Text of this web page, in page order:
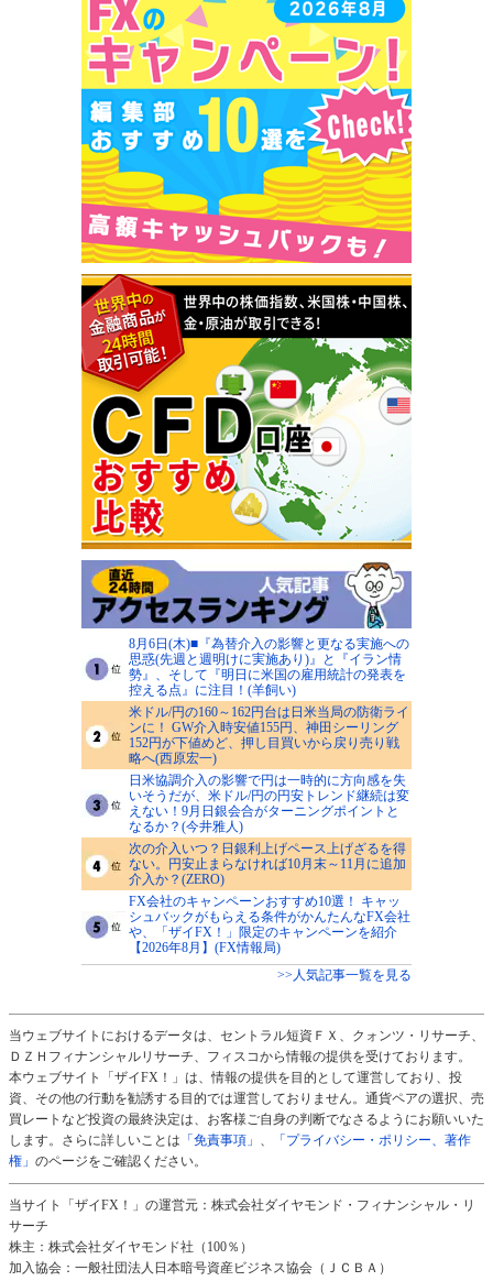
8月6日(木)■『為替介入の影響と更なる実施への
思惑(先週と週明けに実施あり)』と『イラン情
勢』、そして『明日に米国の雇用統計の発表を
控える点』に注目！(羊飼い)
米ドル/円の160～162円台は日米当局の防衛ライ
ンに！ GW介入時安値155円、神田シーリング
152円が下値めど、押し目買いから戻り売り戦
略へ(西原宏一)
日米協調介入の影響で円は一時的に方向感を失
いそうだが、米ドル/円の円安トレンド継続は変
えない！9月日銀会合がターニングポイントと
なるか？(今井雅人)
次の介入いつ？日銀利上げペース上げざるを得
ない。円安止まらなければ10月末～11月に追加
介入か？(ZERO)
FX会社のキャンペーンおすすめ10選！ キャッ
シュバックがもらえる条件がかんたんなFX会社
や、「ザイFX！」限定のキャンペーンを紹介
【2026年8月】(FX情報局)
>>人気記事一覧を見る
当ウェブサイトにおけるデータは、セントラル短資ＦＸ、クォンツ・リサーチ、
ＤＺＨフィナンシャルリサーチ、フィスコから情報の提供を受けております。
本ウェブサイト「ザイFX！」は、情報の提供を目的として運営しており、投
資、その他の行動を勧誘する目的では運営しておりません。通貨ペアの選択、売
買レートなど投資の最終決定は、お客様ご自身の判断でなさるようにお願いいた
します。さらに詳しいことは 「免責事項」 、
「プライバシー・ポリシー、著作
権」 のページをご確認ください。
当サイト「ザイFX！」の運営元：株式会社ダイヤモンド・フィナンシャル・リ
サーチ
株主：株式会社ダイヤモンド社（100％）
加入協会：一般社団法人日本暗号資産ビジネス協会（ＪＣＢＡ）